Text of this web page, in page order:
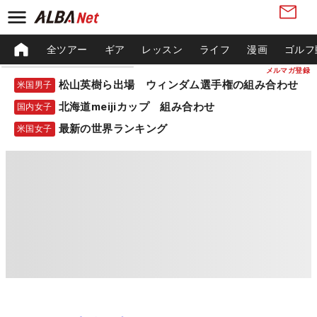
メルマガ登録
全ツアー ギア レッスン ライフ 漫画 ゴル
米国男子 松山英樹ら出場 ウィンダム選手権の組み合わせ
国内女子 北海道meijiカップ 組み合わせ
米国女子 最新の世界ランキング